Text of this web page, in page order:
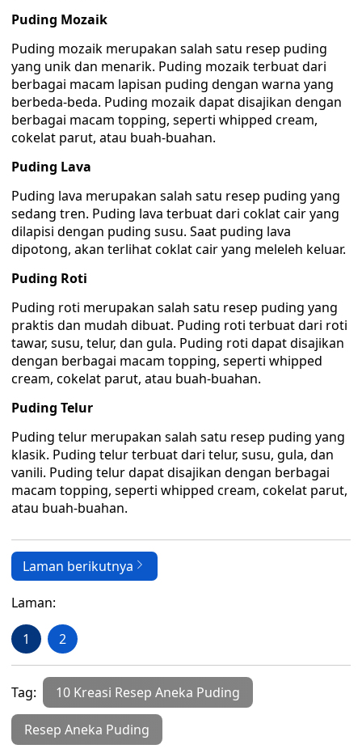
Puding Mozaik
Puding mozaik merupakan salah satu resep puding
yang unik dan menarik. Puding mozaik terbuat dari
berbagai macam lapisan puding dengan warna yang
berbeda-beda. Puding mozaik dapat disajikan dengan
berbagai macam topping, seperti whipped cream,
cokelat parut, atau buah-buahan.
Puding Lava
Puding lava merupakan salah satu resep puding yang
sedang tren. Puding lava terbuat dari coklat cair yang
dilapisi dengan puding susu. Saat puding lava
dipotong, akan terlihat coklat cair yang meleleh keluar.
Puding Roti
Puding roti merupakan salah satu resep puding yang
praktis dan mudah dibuat. Puding roti terbuat dari roti
tawar, susu, telur, dan gula. Puding roti dapat disajikan
dengan berbagai macam topping, seperti whipped
cream, cokelat parut, atau buah-buahan.
Puding Telur
Puding telur merupakan salah satu resep puding yang
klasik. Puding telur terbuat dari telur, susu, gula, dan
vanili. Puding telur dapat disajikan dengan berbagai
macam topping, seperti whipped cream, cokelat parut,
atau buah-buahan.
Laman berikutnya
Laman:
1 2
Tag: 10 Kreasi Resep Aneka Puding
Resep Aneka Puding